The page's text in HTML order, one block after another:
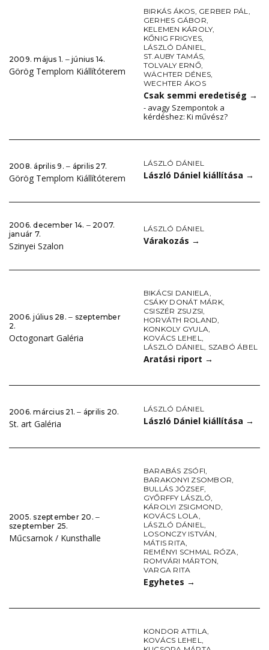
2009. május 1. ‒ június 14.
Görög Templom Kiállítóterem
BIRKÁS ÁKOS, GERBER PÁL,
GERHES GÁBOR,
KELEMEN KÁROLY,
KŐNIG FRIGYES,
LÁSZLÓ DÁNIEL,
ST.AUBY TAMÁS,
TOLVALY ERNŐ,
WÄCHTER DÉNES,
WECHTER ÁKOS
Csak semmi eredetiség →
- avagy Szempontok a
kérdéshez: Ki művész?
2008. április 9. ‒ április 27.
Görög Templom Kiállítóterem
LÁSZLÓ DÁNIEL
László Dániel kiállítása →
2006. december 14. ‒ 2007.
január 7.
Szinyei Szalon
LÁSZLÓ DÁNIEL
Várakozás →
2006. július 28. ‒ szeptember
2.
Octogonart Galéria
BIKÁCSI DANIELA,
CSÁKY DONÁT MÁRK,
CSISZÉR ZSUZSI,
HORVÁTH ROLAND,
KONKOLY GYULA,
KOVÁCS LEHEL,
LÁSZLÓ DÁNIEL, SZABÓ ÁBEL
Aratási riport →
2006. március 21. ‒ április 20.
St. art Galéria
LÁSZLÓ DÁNIEL
László Dániel kiállítása →
2005. szeptember 20. ‒
szeptember 25.
Műcsarnok / Kunsthalle
BARABÁS ZSÓFI,
BARAKONYI ZSOMBOR,
BULLÁS JÓZSEF,
GYŐRFFY LÁSZLÓ,
KÁROLYI ZSIGMOND,
KOVÁCS LOLA,
LÁSZLÓ DÁNIEL,
LOSONCZY ISTVÁN,
MÁTIS RITA,
REMÉNYI SCHMAL RÓZA,
ROMVÁRI MÁRTON,
VARGA RITA
Egyhetes →
KONDOR ATTILA,
KOVÁCS LEHEL,